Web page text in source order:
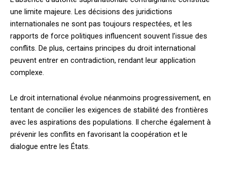
une limite majeure. Les décisions des juridictions
internationales ne sont pas toujours respectées, et les
rapports de force politiques influencent souvent l’issue des
conflits. De plus, certains principes du droit international
peuvent entrer en contradiction, rendant leur application
complexe.
Le droit international évolue néanmoins progressivement, en
tentant de concilier les exigences de stabilité des frontières
avec les aspirations des populations. Il cherche également à
prévenir les conflits en favorisant la coopération et le
dialogue entre les États.